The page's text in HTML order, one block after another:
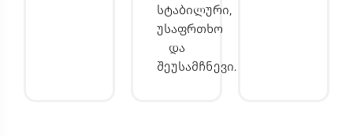
სტაბილური,
უსაფრთხო
და
შეუსამჩნევი.